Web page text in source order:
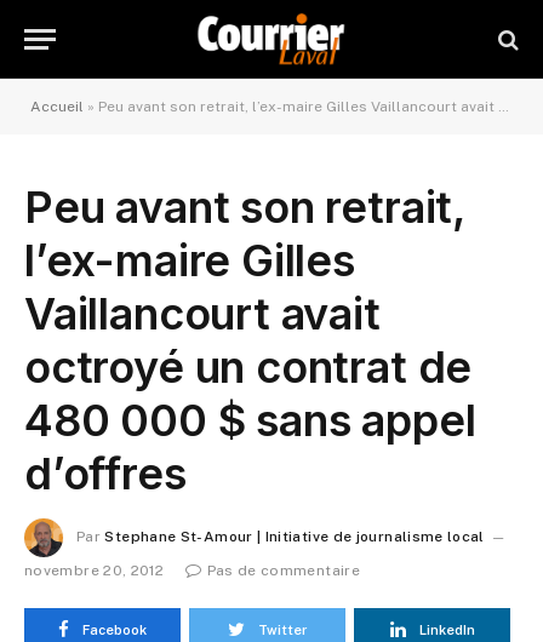
Accueil » Peu avant son retrait, l’ex-maire Gilles Vaillancourt avait octroyé un contrat de 480 000 $ sans appel d’offres
Peu avant son retrait,
l’ex-maire Gilles
Vaillancourt avait
octroyé un contrat de
480 000 $ sans appel
d’offres
Par Stephane St-Amour | Initiative de journalisme local
novembre 20, 2012
Pas de commentaire
Facebook Twitter LinkedIn